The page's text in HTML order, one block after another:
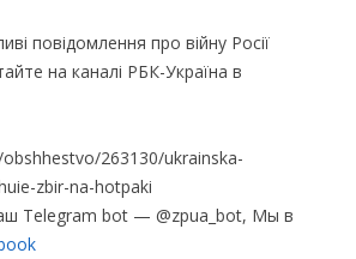
повідомлення про війну Росії
на каналі РБК-Україна в
263130/ukrainska-
zbir-na-hotpaki
Telegram bot — @zpua_bot, Мы в